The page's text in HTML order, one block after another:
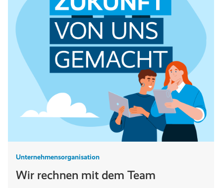
Unternehmensorganisation
Wir rechnen mit dem Team